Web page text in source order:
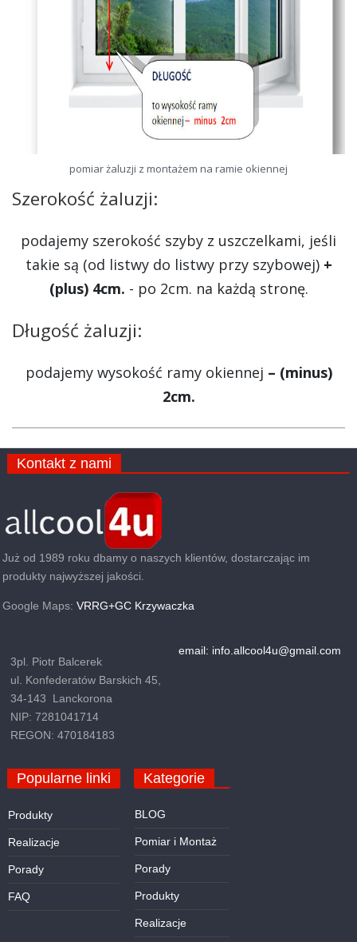
pomiar żaluzji z montażem na ramie okiennej
Szerokość żaluzji:
podajemy szerokość szyby z uszczelkami, jeśli
takie są (od listwy do listwy przy szybowej) +
(plus) 4cm. - po 2cm. na każdą stronę.
Długość żaluzji:
podajemy wysokość ramy okiennej – (minus)
2cm.
Kontakt z nami
Już od 1989 roku dbamy o naszych klientów, dostarczając im
produkty najwyższej jakości.
Google Maps: VRRG+GC Krzywaczka
3pl. Piotr Balcerek
ul. Konfederatów Barskich 45,
34-143 Lanckorona
NIP: 7281041714
REGON: 470184183
email: info.allcool4u@gmail.com
Popularne linki
Produkty
Realizacje
Porady
FAQ
Kategorie
BLOG
Pomiar i Montaż
Porady
Produkty
Realizacje